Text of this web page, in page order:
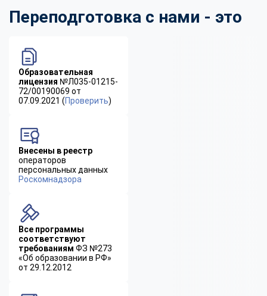
Переподготовка с нами - это
Образовательная
лицензия №Л035-01215-
72/00190069 от
07.09.2021 (Проверить)
Внесены в реестр
операторов
персональных данных
Роскомнадзора
Все программы
соответствуют
требованиям ФЗ №273
«Об образовании в РФ»
от 29.12.2012